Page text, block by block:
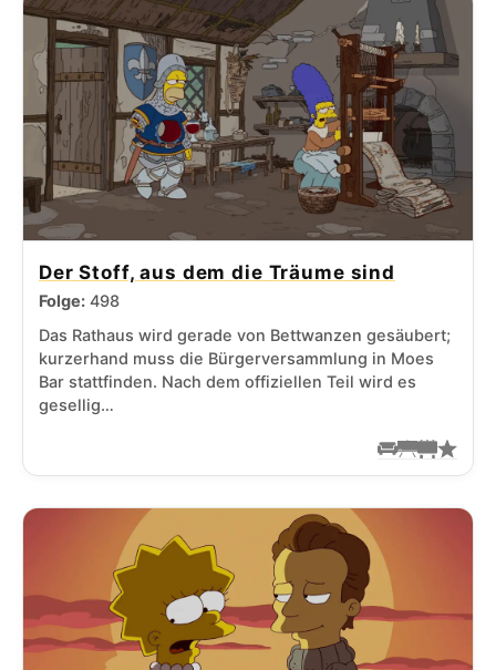
Der Stoff, aus dem die Träume sind
Folge: 498
Das Rathaus wird gerade von Bettwanzen gesäubert;
kurzerhand muss die Bürgerversammlung in Moes
Bar stattfinden. Nach dem offiziellen Teil wird es
gesellig…